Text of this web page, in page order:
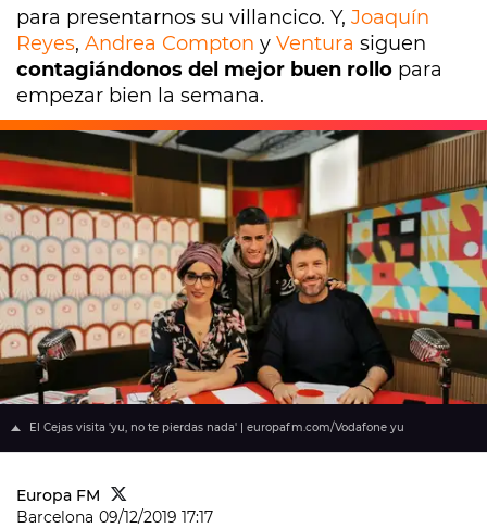
para presentarnos su villancico. Y, Joaquín
Reyes, Andrea Compton y Ventura siguen
contagiándonos del mejor buen rollo para
empezar bien la semana.
El Cejas visita 'yu, no te pierdas nada' | europafm.com/Vodafone yu
Europa FM
Barcelona 09/12/2019 17:17